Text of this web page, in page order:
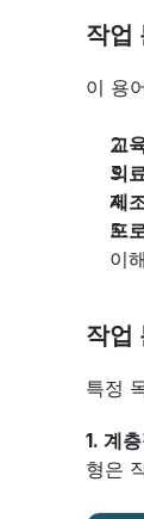
작업
이 용
교
의
제
프
이
작업
특정
1. 계
형은